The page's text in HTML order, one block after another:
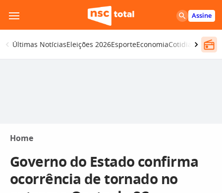
para
o
conteúdo
Assine
Últimas NotíciasEleições 2026EsporteEconomiaCotidiano
Home
Governo do Estado confirma
ocorrência de tornado no